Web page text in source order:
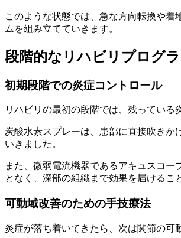
このような状態では、急な方向転換や
ムを組み立てていきます。
段階的なリハビリプログ
初期段階での炎症コントロール
リハビリの最初の段階では、残っている
炭酸水素スプレーは、患部に直接吹きか
いきました。
また、微弱電流機器であるアキュスコ
となく、深部の組織まで効果を届けるこ
可動域改善のための手技療法
炎症が落ち着いてきたら、次は関節の可